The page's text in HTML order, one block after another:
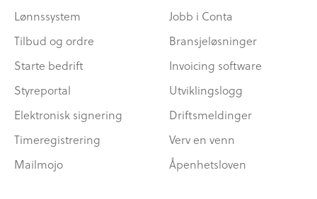
Lønnssystem
Tilbud og ordre
Starte bedrift
Styreportal
Elektronisk signering
Timeregistrering
Mailmojo
Jobb i Conta
Bransjeløsninger
Invoicing software
Utviklingslogg
Driftsmeldinger
Verv en venn
Åpenhetsloven